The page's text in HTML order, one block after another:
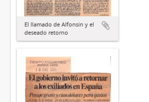
El llamado de Alfonsín y el
deseado retorno